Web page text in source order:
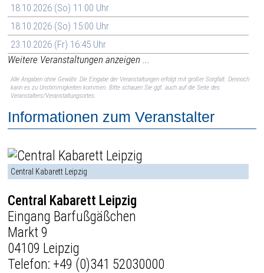
18.10.2026 (So) 11:00 Uhr
18.10.2026 (So) 15:00 Uhr
23.10.2026 (Fr) 16:45 Uhr
Weitere Veranstaltungen anzeigen ...
Alle Angaben ohne Gewähr. Die Eingabe der Veranstaltungen erfolgt mit großer Sorgfalt. Dennoch
kann es zu Unstimmigkeiten kommen. Bitte schauen Sie ggf. auch auf die Seite des
Veranstalters/Veranstaltungsortes.
Informationen zum Veranstalter
Central Kabarett Leipzig
Central Kabarett Leipzig
Eingang Barfußgäßchen
Markt 9
04109 Leipzig
Telefon: +49 (0)341 52030000